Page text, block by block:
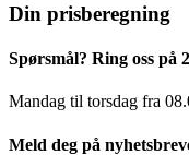
Din prisberegning
Spørsmål? Ring oss på
Mandag til torsdag ​​fra
Meld deg på